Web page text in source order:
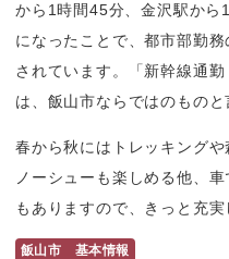
から1時間45分、金沢駅から
になったことで、都市部勤
されています。「新幹線通
は、飯山市ならではのものと
春から秋にはトレッキング
ノーシューも楽しめる他、
もありますので、きっと充実
飯山市　基本情報